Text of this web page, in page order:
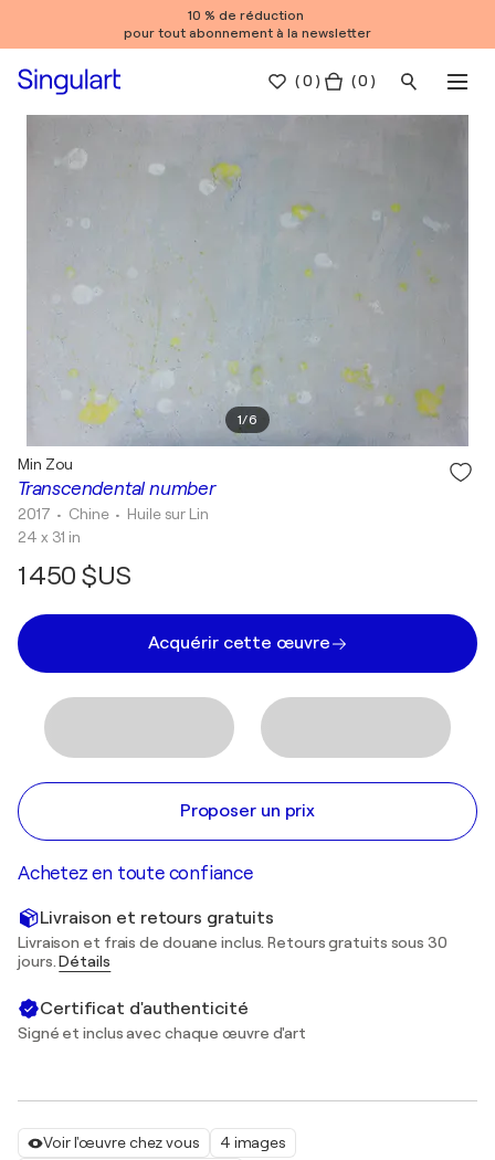
10 % de réduction
pour tout abonnement à la newsletter
(0 ) ( 0 )
1/6
Voir l'œuvre chez vous
4 images
Transcendental number
Min Zou
2017 • Chine • Huile sur Lin
24 x 31 in
1 450 $US
Acquérir cette œuvre
Proposer un prix
Achetez en toute confiance
Livraison et retours gratuits
Livraison et frais de douane inclus. Retours gratuits sous 30
jours.Détails
Certificat d'authenticité
Signé et inclus avec chaque œuvre d'art